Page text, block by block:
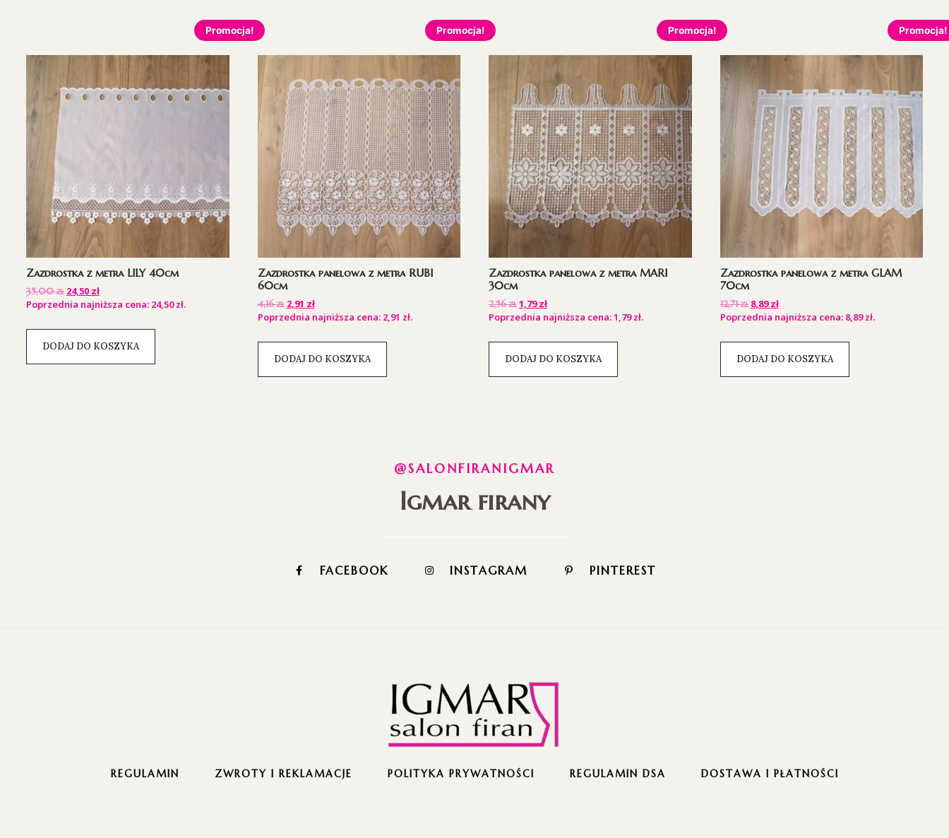
Promocja!
Zazdrostka z metra LILY 40cm
35,00zł 24,50 zł
Poprzednia najniższa cena: 24,50zł.
DODAJ DO KOSZYKA
Promocja!
Zazdrostka panelowa z metra RUBI
60cm
4,16zł 2,91 zł
Poprzednia najniższa cena: 2,91 zł.
DODAJ DO KOSZYKA
Promocja!
Zazdrostka panelowa z metra MARI
30cm
2,56zł1,79zł
Poprzednia najniższa cena:1,79zł.
DODAJ DO KOSZYKA
Promocja!
Zazdrostka panelowa z metra GLAM
70cm
12,71zł 8,89zł
Poprzednia najniższa cena: 8,89zł.
DODAJ DO KOSZYKA
@SALONFIRANIGMAR
Igmar firany
FACEBOOK INSTAGRAM PINTEREST
REGULAMIN ZWROTY I REKLAMACJE POLITYKA PRYWATNOŚCI REGULAMIN DSA DOSTAWA I PŁATNOŚCI